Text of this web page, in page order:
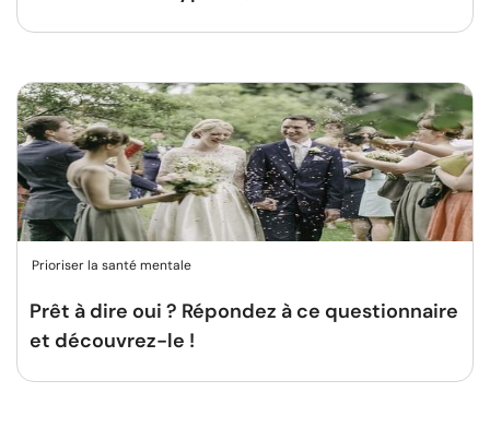
Prioriser la santé mentale
Prêt à dire oui ? Répondez à ce questionnaire
et découvrez-le !